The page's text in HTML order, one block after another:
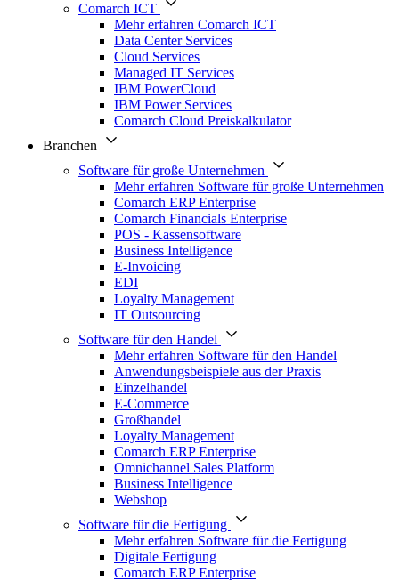
Comarch ICT
Mehr erfahren Comarch ICT
Data Center Services
Cloud Services
Managed IT Services
IBM PowerCloud
IBM Power Services
Comarch Cloud Preiskalkulator
Branchen
Software für große Unternehmen
Mehr erfahren Software für große Unternehmen
Comarch ERP Enterprise
Comarch Financials Enterprise
POS - Kassensoftware
Business Intelligence
E-Invoicing
EDI
Loyalty Management
IT Outsourcing
Software für den Handel
Mehr erfahren Software für den Handel
Anwendungsbeispiele aus der Praxis
Einzelhandel
E-Commerce
Großhandel
Loyalty Management
Comarch ERP Enterprise
Omnichannel Sales Platform
Business Intelligence
Webshop
Software für die Fertigung
Mehr erfahren Software für die Fertigung
Digitale Fertigung
Comarch ERP Enterprise